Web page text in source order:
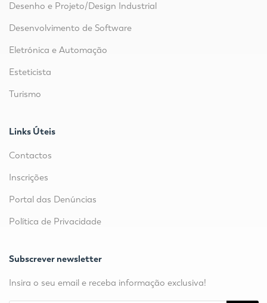
Desenho e Projeto/Design Industrial
Desenvolvimento de Software
Eletrónica e Automação
Esteticista
Turismo
Links Úteis
Contactos
Inscrições
Portal das Denúncias
Política de Privacidade
Subscrever newsletter
Insira o seu email e receba informação exclusiva!